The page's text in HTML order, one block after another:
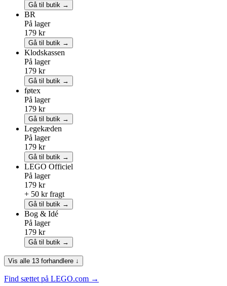
Gå til butik →
BR
På lager
179 kr
Gå til butik →
Klodskassen
På lager
179 kr
Gå til butik →
føtex
På lager
179 kr
Gå til butik →
Legekæden
På lager
179 kr
Gå til butik →
LEGO Officiel
På lager
179 kr
+ 50 kr fragt
Gå til butik →
Bog & Idé
På lager
179 kr
Gå til butik →
Vis alle 13 forhandlere ↓
Find sættet på LEGO.com →